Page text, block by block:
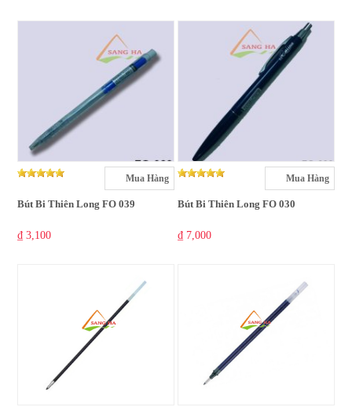
Mua Hàng
Bút Bi Thiên Long FO 039
₫ 3,100
Mua Hàng
Bút Bi Thiên Long FO 030
₫ 7,000